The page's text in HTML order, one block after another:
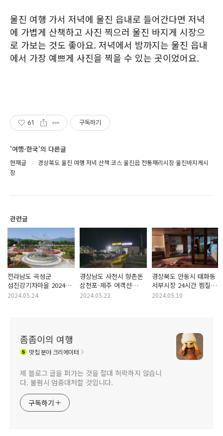
울진 여행 가서 저녁에 울진 읍내로 들어간다면 저녁
에 가볍게 산책하고 사진 찍으러 울진 바지게 시장으
로 가보는 것도 좋아요. 저녁에서 밤까지는 울진 읍내
에서 가장 예쁘게 사진을 찍을 수 있는 곳이었어요.
61 구독하기
'여행-한국'의 다른글
현재글
경상북도 울진 여행 저녁 산책 코스 울진읍 전통재리시장 울진바지게시
장
관련글
전라남도 곡성군
섬진강기차마을 2024
곡성 세계 장미 축제
2024.05.24
경상남도 사천시 향촌돈
삼천포-제주 여객선
항구 삼천포신항
2024.05.22
경상북도 안동시 태화동
서부시장 24시간 찜질방
태평양사우나찜질방
2024.05.10
좀좀이의 여행
맛집분야 크리에이터
제 블로그 글을 퍼가는 것을 절대 허락하지 않습니
다. 불펌시 엄중대처할 것입니다.
구독하기